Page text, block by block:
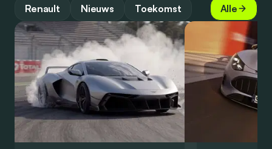
Renault Nieuws Toekomst Alle